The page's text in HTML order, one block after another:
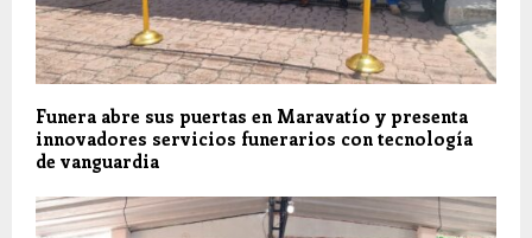
Funera abre sus puertas en Maravatío y presenta
innovadores servicios funerarios con tecnología
de vanguardia